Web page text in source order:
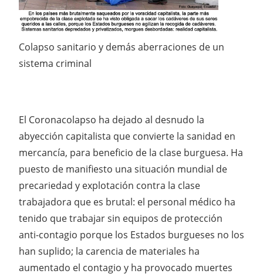
Colapso sanitario y demás aberraciones de un
sistema criminal
El Coronacolapso ha dejado al desnudo la
abyección capitalista que convierte la sanidad en
mercancía, para beneficio de la clase burguesa. Ha
puesto de manifiesto una situación mundial de
precariedad y explotación contra la clase
trabajadora que es brutal: el personal médico ha
tenido que trabajar sin equipos de protección
anti-contagio porque los Estados burgueses no los
han suplido; la carencia de materiales ha
aumentado el contagio y ha provocado muertes